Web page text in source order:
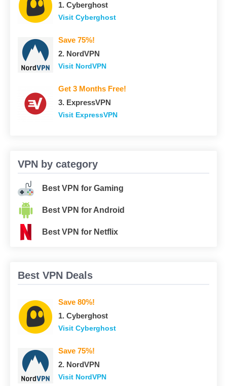
1. Сyberghost
Visit Сyberghost
Save 75%!
2. NordVPN
Visit NordVPN
Get 3 Months Free!
3. ExpressVPN
Visit ExpressVPN
VPN by category
Best VPN for Gaming
Best VPN for Android
Best VPN for Netflix
Best VPN Deals
Save 80%!
1. Сyberghost
Visit Сyberghost
Save 75%!
2. NordVPN
Visit NordVPN